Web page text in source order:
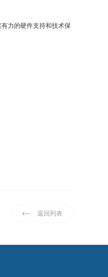
力的硬件支持和技术保
返回列表